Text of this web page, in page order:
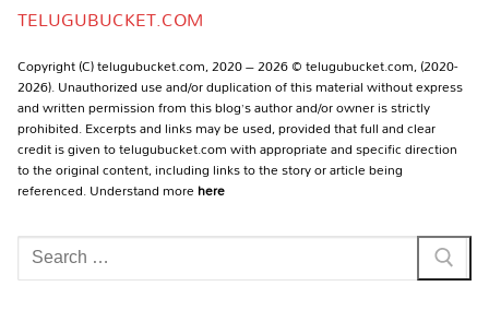
TELUGUBUCKET.COM
Copyright (C) telugubucket.com, 2020 – 2026 © telugubucket.com, (2020-
2026). Unauthorized use and/or duplication of this material without express
and written permission from this blog’s author and/or owner is strictly
prohibited. Excerpts and links may be used, provided that full and clear
credit is given to telugubucket.com with appropriate and specific direction
to the original content, including links to the story or article being
referenced. Understand morehere
Search
for: